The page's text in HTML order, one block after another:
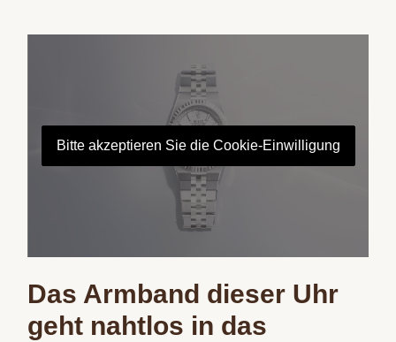
Bitte akzeptieren Sie die Cookie-Einwilligung
Das Armband dieser Uhr
geht nahtlos in das